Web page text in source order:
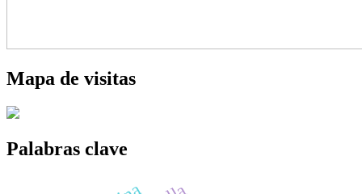
Mapa de visitas
Palabras clave